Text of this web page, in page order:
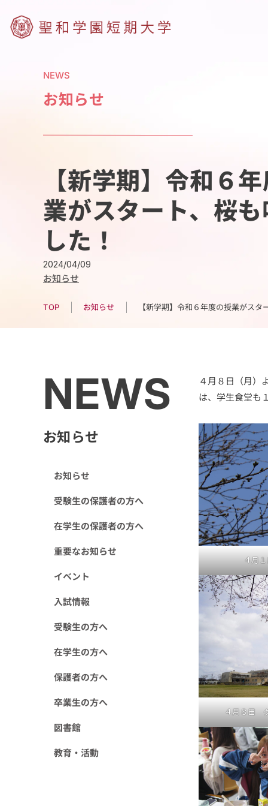
NEWS
お知らせ
【新学期】令和６
業がスタート、桜
した！
2024/04/09
お知らせ
TOP お知らせ 【新学期】令和６年度の授業がス
NEWS
お知らせ
お知らせ
受験生の保護者の方へ
在学生の保護者の方へ
重要なお知らせ
イベント
入試情報
受験生の方へ
在学生の方へ
保護者の方へ
卒業生の方へ
図書館
教育・活動
４月８日（月）
は、学生食堂も
４月
４月８日